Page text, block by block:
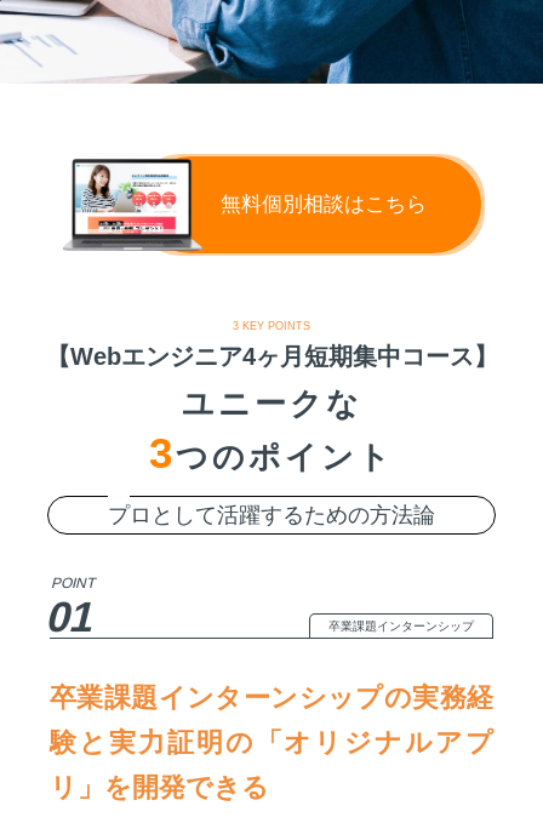
無料個別相談はこちら
3 KEY POINTS
【Webエンジニア4ヶ月短期集中コース】
ユニークな
3つのポイント
プロとして活躍するための方法論
POINT
01 卒業課題インターンシップ
卒業課題インターンシップの実務経
験と実力証明の「オリジナルアプ
リ」を開発できる